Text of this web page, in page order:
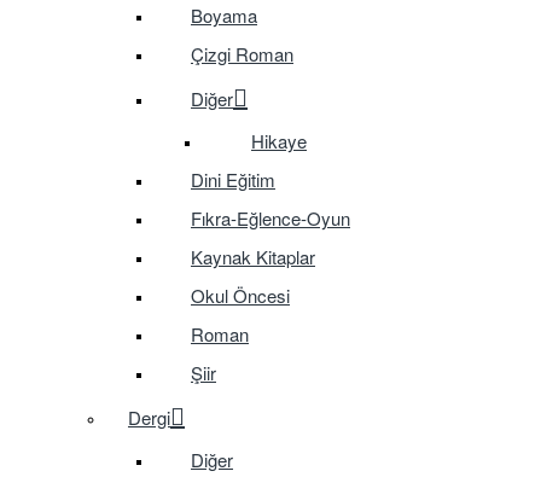
Boyama
Çizgi Roman
Diğer
Hikaye
Dini Eğitim
Fıkra-Eğlence-Oyun
Kaynak Kitaplar
Okul Öncesi
Roman
Şiir
Dergi
Diğer